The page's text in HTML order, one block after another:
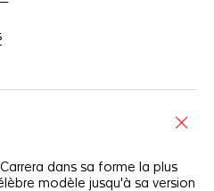
dans sa forme la plus
modèle jusqu'à sa version